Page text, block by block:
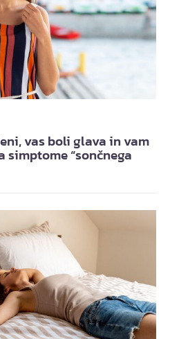
vas boli glava in vam
simptome “sončnega